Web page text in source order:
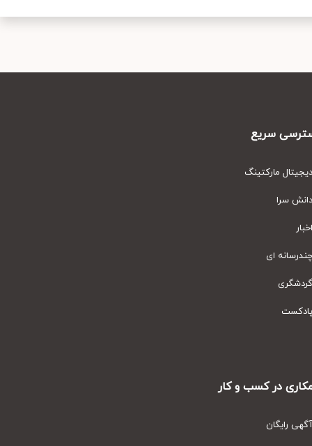
سریع
مارکتینگ
سرا
ای
در کسب و کار
رایگان